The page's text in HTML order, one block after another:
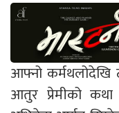
आफ्नो कर्मथलोदेखि
आतुर प्रेमीको कथा